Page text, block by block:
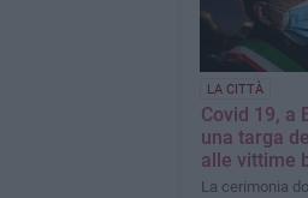
LA CITTÀ
Covid 19, a
una targa
alle vittime
La cerimonia